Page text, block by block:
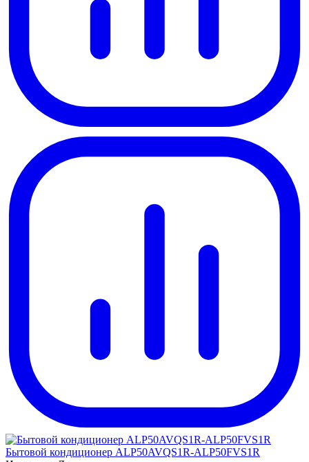
Бытовой кондиционер ALP50AVQS1R-ALP50FVS1R